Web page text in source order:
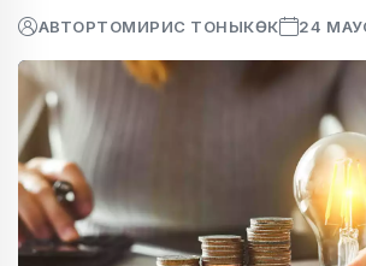
АВТОРТОМИРИС ТОНЫКӨК 24